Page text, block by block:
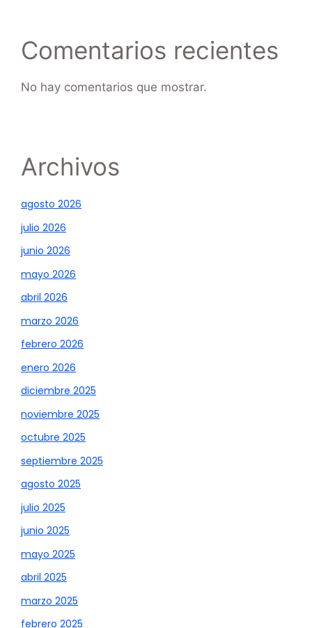
Comentarios recientes
No hay comentarios que mostrar.
Archivos
agosto 2026
julio 2026
junio 2026
mayo 2026
abril 2026
marzo 2026
febrero 2026
enero 2026
diciembre 2025
noviembre 2025
octubre 2025
septiembre 2025
agosto 2025
julio 2025
junio 2025
mayo 2025
abril 2025
marzo 2025
febrero 2025